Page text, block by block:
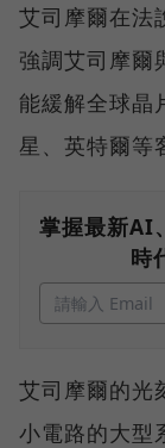
艾司摩爾在法
強調艾司摩爾
能緩解全球晶
星、英特爾等
掌握最新AI
時
艾司摩爾的光
小電路的大型